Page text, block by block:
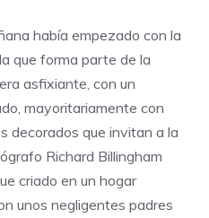
había empezado con la
que forma parte de la
asfixiante, con un
mayoritariamente con
decorados que invitan a la
Richard Billingham
criado en un hogar
unos negligentes padres